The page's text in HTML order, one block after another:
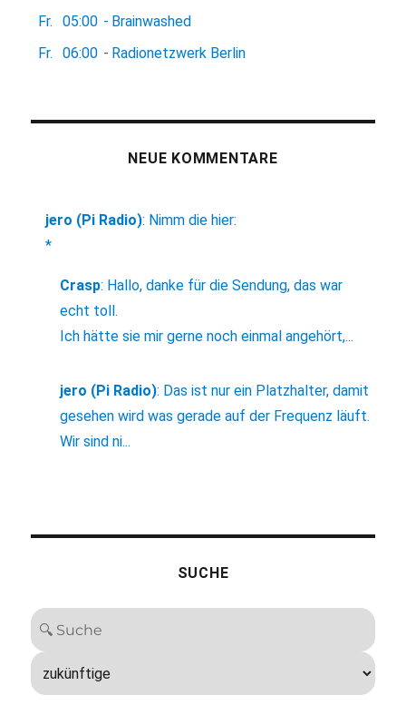
Fr.
05:00 - Brainwashed
Fr.
06:00 - Radionetzwerk Berlin
NEUE KOMMENTARE
jero (Pi Radio): Nimm die hier:
*
Crasp: Hallo, danke für die Sendung, das war
echt toll.
Ich hätte sie mir gerne noch einmal angehört,...
jero (Pi Radio): Das ist nur ein Platzhalter, damit
gesehen wird was gerade auf der Frequenz läuft.
Wir sind ni...
SUCHE